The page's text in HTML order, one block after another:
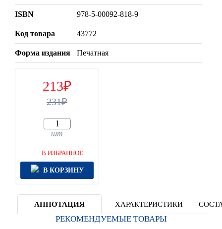
ISBN 978-5-00092-818-9
Код товара 43772
Форма издания Печатная
213
231
шт
В ИЗБРАННОЕ
В КОРЗИНУ
АННОТАЦИЯ ХАРАКТЕРИСТИКИ
РЕКОМЕНДУЕМЫЕ ТОВАРЫ